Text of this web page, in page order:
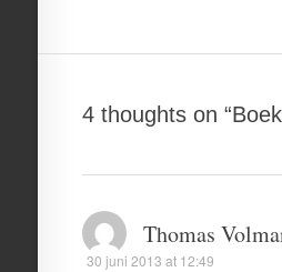
4 thoughts on “
Thomas
30 juni 2013 at 12:49